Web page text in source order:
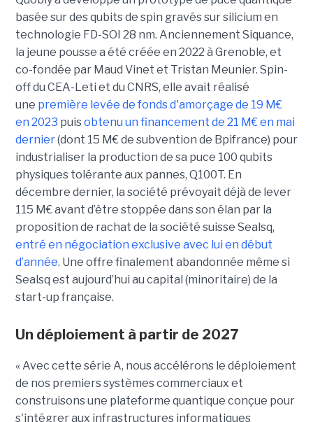
basée sur des qubits de spin gravés sur silicium en
technologie FD-SOI 28 nm. Anciennement Siquance,
la jeune pousse a été créée en 2022 à Grenoble, et
co-fondée par Maud Vinet et Tristan Meunier. Spin-
off du CEA-Leti et du CNRS, elle avait réalisé
une première levée de fonds d'amorçage de 19 M€
en 2023 puisobtenu un financement de 21 M€ en mai
dernier(dont 15 M€ de subvention de Bpifrance) pour
industrialiser la production de sa puce 100 qubits
physiques tolérante aux pannes, Q100T. En
décembre dernier, la société prévoyait déjà de lever
115 M€ avant d’être stoppée dans son élan par la
proposition de rachat de la société suisse Sealsq,
entré en négociation exclusive avec lui en début
d’année. Une offre finalement abandonnée même si
Sealsq est aujourd’hui au capital (minoritaire) de la
start-up française.
Un déploiement à partir de 2027
« Avec cette série A, nous accélérons le déploiement
de nos premiers systèmes commerciaux et
construisons une plateforme quantique conçue pour
s'intégrer aux infrastructures informatiques